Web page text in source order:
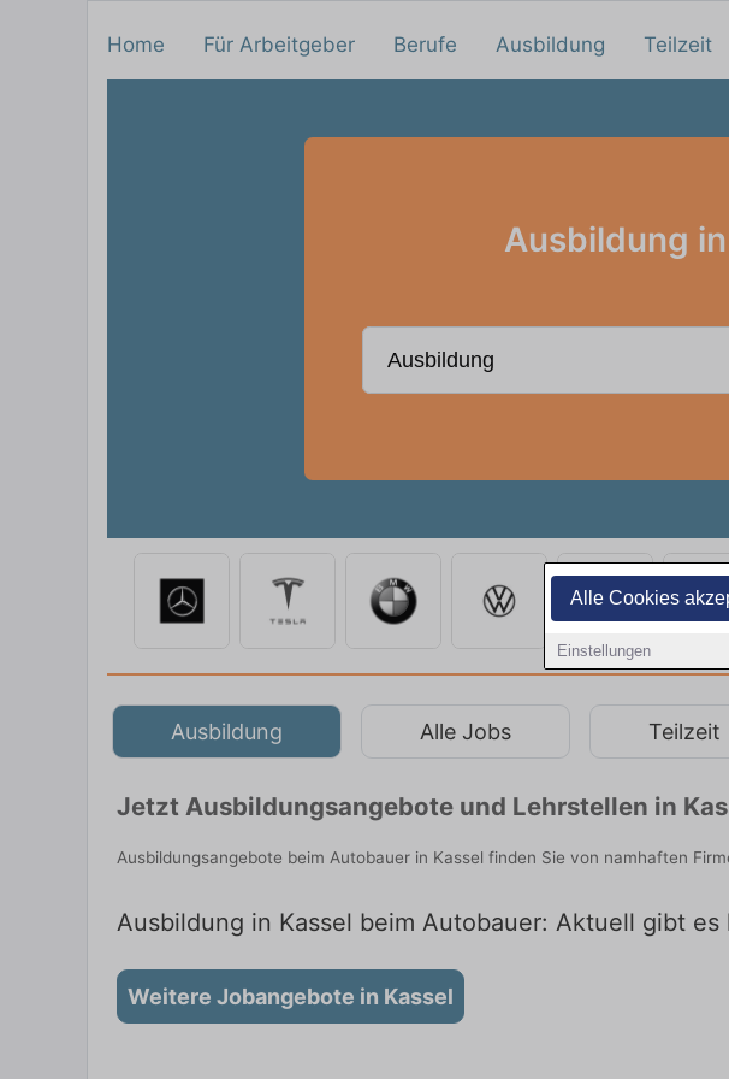
Alle Cookies
Einstellungen
Home Für Arbeitgeber Berufe Ausbildung Teilzeit
Ausbildung
Ausbildung Alle Jobs Teilzeit
Jetzt Ausbildungsangebote und Lehrstellen in
Ausbildungsangebote beim Autobauer in Kassel finden Sie von namhaften
Ausbildung in Kassel beim Autobauer: Aktuell gibt
Weitere Jobangebote in Kassel